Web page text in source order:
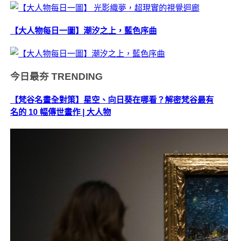
【大人物每日一圖】潮汐之上，藍色序曲
今日最夯 TRENDING
【梵谷名畫全對策】星空、向日葵在哪看？解密梵谷最有
名的 10 幅傳世畫作 | 大人物